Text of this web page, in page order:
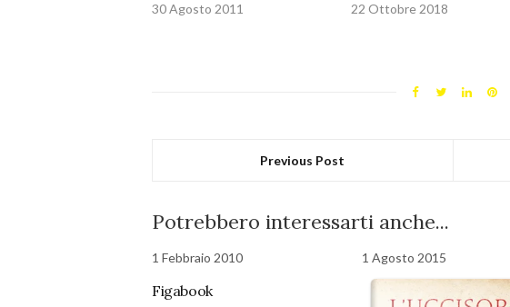
30 Agosto 2011
22 Ottobre 2018
Previous Post
Potrebbero interessarti anche...
1 Febbraio 2010
Figabook
1 Agosto 2015